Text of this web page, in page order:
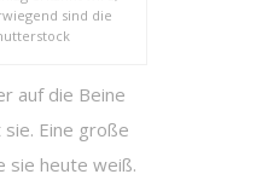
sind die
auf die Beine
Eine große
sie heute weiß.